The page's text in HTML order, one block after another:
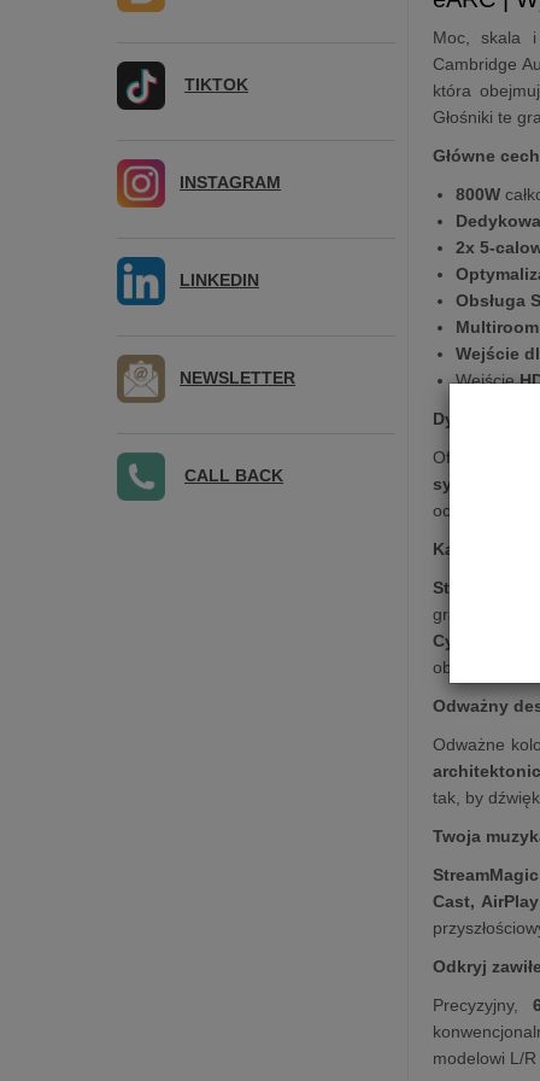
Moc,
skala i
Cambridge
która
Głośniki te
Główne
800W
2x 5-
Obsługa
Wejście
Wejście
Oferując
system
oczekiwania,
Każde
Cyfrowe
obciążyć L/R
Odważny
Odważne
tak, by
Twoja
Cast,
Odkryj
Precyzyjny,
modelowi L/
TIKTOK
INSTAGRAM
LINKEDIN
NEWSLETTER
CALL BACK